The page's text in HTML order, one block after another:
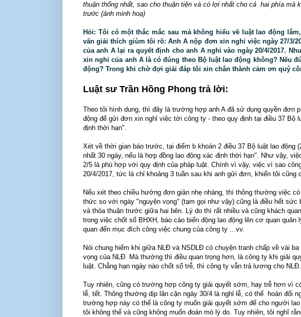
thuận thống nhất, sao cho thuận tiện và có lợi nhất cho cả hai phía mà
trước (ảnh minh hoạ)
Hỏi: Tôi có một thắc mắc sau mà không hiểu về luật lao động
vấn giải thích giùm tôi rõ: Anh A nộp đơn xin nghỉ việc ngày 27/3/
của anh A lại ra quyết định cho anh A nghỉ vào ngày 20/4/2017.
xin nghỉ của anh A là có đúng theo Bộ luật lao động không? Nếu
động? Trong khi chờ đợi giải đáp tôi xin chân thành cảm ơn quý
Luật sư Trần Hồng Phong trả lời:
Theo tôi hình dung, thì đây là trường hợp anh A đã sử dụng quyền đơn
động để gửi đơn xin nghỉ việc tới công ty - theo quy định tại điều 37 Bộ
định thời hạn".
Xét về thời gian báo trước, tại điểm b khoản 2 điều 37 Bộ luật lao động
nhất 30 ngày, nếu là hợp đồng lao động xác định thời hạn". Như vậy,
2/5 là phù hợp với quy định của pháp luật. Chính vì vậy, việc vì sao
20/4/2017, tức là chỉ khoảng 3 tuần sau khi anh gửi đơn, khiến tôi cũng
Nếu xét theo chiều hướng đơn giản nhẹ nhàng, thì thông thường việc
thức so với ngày "nguyện vọng" (tạm gọi như vậy) cũng là điều hết
và thỏa thuận trước giữa hai bên. Lý do thì rất nhiều và cũng khách
trong việc chốt sổ BHXH, báo cáo biến động lao động lên cơ quan
quan đến mục đích công việc chung của công ty ...vv.
Nói chung hiếm khi giữa NLĐ và NSDLĐ có chuyện tranh chấp về vài
vọng của NLĐ. Mà thường thì điều quan trọng hơn, là công ty khi giải
luật. Chẳng hạn ngày nào chốt sổ trễ, thì công ty vẫn trả lương cho
Tuy nhiên, cũng có trường hợp công ty giải quyết sớm, hay trễ hơn vì
lễ, tết. Thông thường dịp lân cận ngày 30/4 là nghỉ lễ, có thể hoán đổi
trường hợp này có thể là công ty muốn giải quyết sớm để cho người
tôi không thể và cũng không muốn đoán mò lý do. Tuy nhiên, tôi nghĩ